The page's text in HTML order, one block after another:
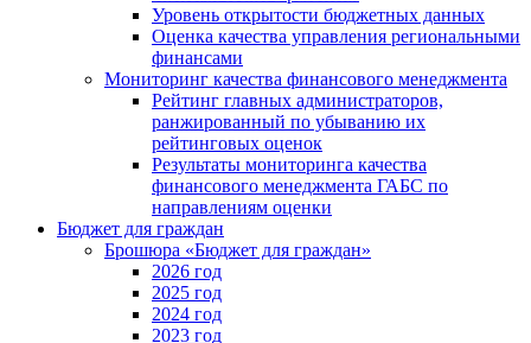
Уровень открытости бюджетных данных
Оценка качества управления региональными
финансами
Мониторинг качества финансового менеджмента
Рейтинг главных администраторов,
ранжированный по убыванию их
рейтинговых оценок
Результаты мониторинга качества
финансового менеджмента ГАБС по
направлениям оценки
Бюджет для граждан
Брошюра «Бюджет для граждан»
2026 год
2025 год
2024 год
2023 год